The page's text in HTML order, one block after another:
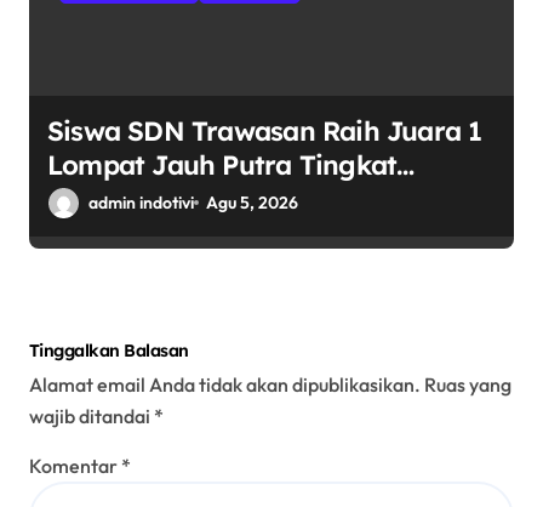
Siswa SDN Trawasan Raih Juara 1
Lompat Jauh Putra Tingkat
Kecamatan Sumobito di HUT RI
admin indotivi Agu 5, 2026
Tinggalkan Balasan
Alamat email Anda tidak akan dipublikasikan. Ruas yang
wajib ditandai *
Komentar *